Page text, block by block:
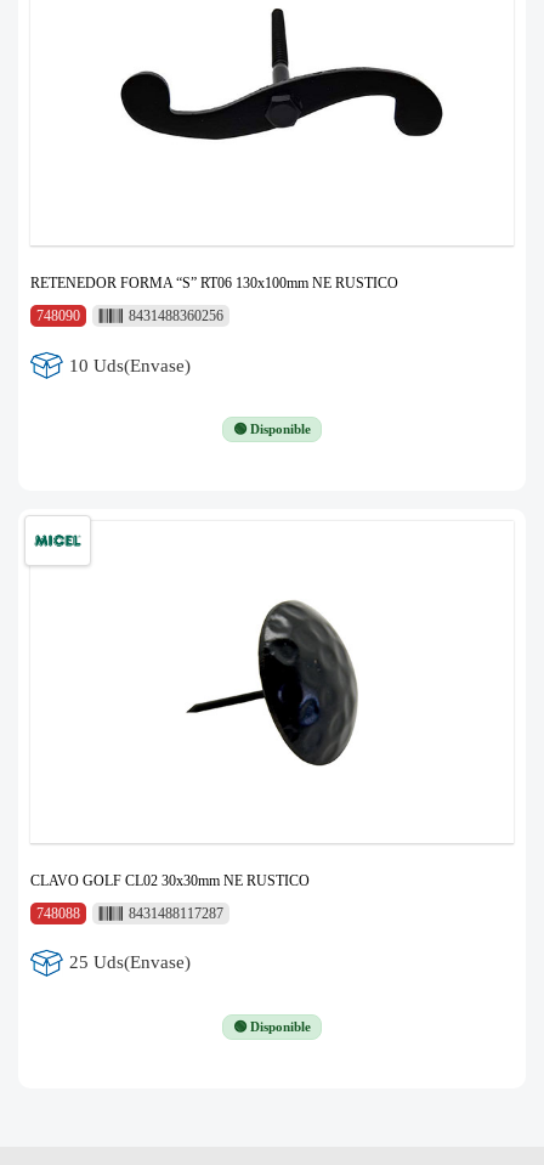
RETENEDOR FORMA “S” RT06 130x100mm NE RUSTICO
748090
8431488360256
10 Uds(Envase)
🟢 Disponible
CLAVO GOLF CL02 30x30mm NE RUSTICO
748088
8431488117287
25 Uds(Envase)
🟢 Disponible